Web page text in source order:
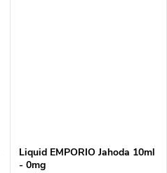
Liquid EMPORIO Jahoda 10ml
- 0mg